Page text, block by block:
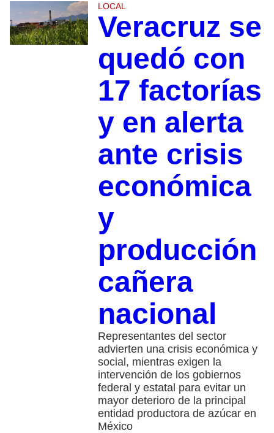
LOCAL
Veracruz se
quedó con
17 factorías
y en alerta
ante crisis
económica
y
producción
cañera
nacional
Representantes del sector
advierten una crisis económica y
social, mientras exigen la
intervención de los gobiernos
federal y estatal para evitar un
mayor deterioro de la principal
entidad productora de azúcar en
México